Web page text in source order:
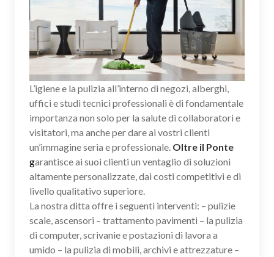
L’igiene e la pulizia all’interno di negozi, alberghi,
uffici e studi tecnici professionali è di fondamentale
importanza non solo per la salute di collaboratori e
visitatori, ma anche per dare ai vostri clienti
un’immagine seria e professionale. Oltre il Ponte
garantisce ai suoi clienti un ventaglio di soluzioni
altamente personalizzate, dai costi competitivi e di
livello qualitativo superiore.
La nostra ditta offre i seguenti interventi: – pulizie
scale, ascensori – trattamento pavimenti – la pulizia
di computer, scrivanie e postazioni di lavora a
umido – la pulizia di mobili, archivi e attrezzature –